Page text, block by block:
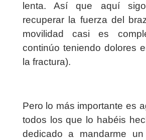
lenta. Así que aquí
recuperar la fuerza del
movilidad casi es
continúo teniendo dolores
la fractura).
Pero lo más importante es
todos los que lo habéis
dedicado a mandarme